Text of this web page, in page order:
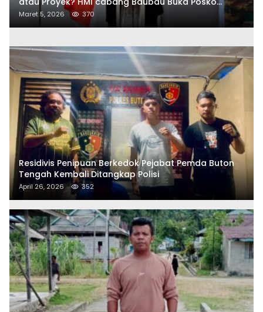
Aduan Masyarakat
Maret 5, 2026 370
Residivis Penipuan Berkedok Pejabat Pemda Buton
Tengah Kembali Ditangkap Polisi
April 26, 2026 352